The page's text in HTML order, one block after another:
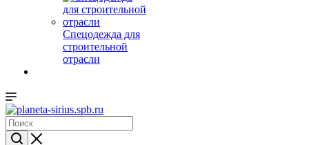
Спецодежда для
строительной
отрасли